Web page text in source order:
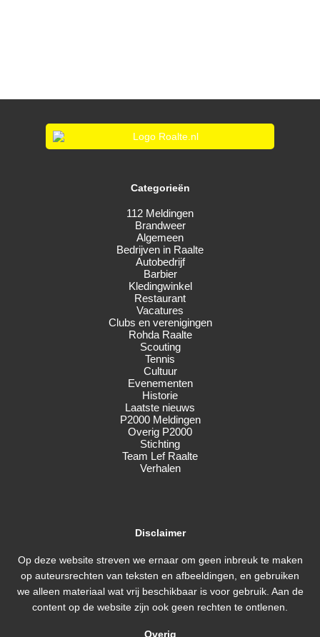
Categorieën
112 Meldingen
Brandweer
Algemeen
Bedrijven in Raalte
Autobedrijf
Barbier
Kledingwinkel
Restaurant
Vacatures
Clubs en verenigingen
Rohda Raalte
Scouting
Tennis
Cultuur
Evenementen
Historie
Laatste nieuws
P2000 Meldingen
Overig P2000
Stichting
Team Lef Raalte
Verhalen
Disclaimer
Op deze website streven we ernaar om geen inbreuk te maken
op auteursrechten van teksten en afbeeldingen, en gebruiken
we alleen materiaal wat vrij beschikbaar is voor gebruik. Aan de
content op de website zijn ook geen rechten te ontlenen.
Overig